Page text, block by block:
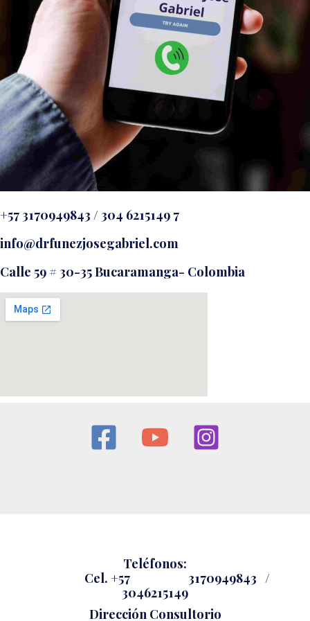
+57 3170949843 / 304 6215149 7
info@drfunezjosegabriel.com
Calle 59 # 30-35 Bucaramanga- Colombia
Teléfonos:
Cel. +57 3170949843 /
3046215149
Dirección Consultorio